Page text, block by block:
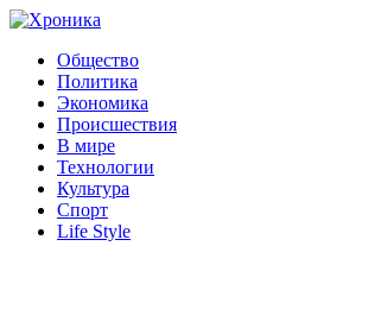
Общество
Политика
Экономика
Происшествия
В мире
Технологии
Культура
Спорт
Life Style